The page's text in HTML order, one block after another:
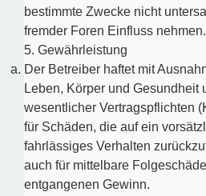
bestimmte Zwecke nicht
fremder Foren Einfluss nehmen.
5. Gewährleistung
Der Betreiber haftet mit
Leben, Körper und Gesundheit
wesentlicher Vertragspflichten
für Schäden, die auf ein
fahrlässiges Verhalten
auch für mittelbare
entgangenen Gewinn.